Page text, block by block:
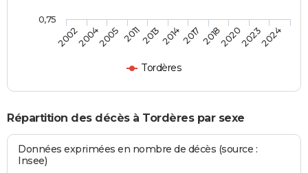
Tordères
200220042005 20112013201420172018202020232024
0,75
Répartition des décès à Tordères par sexe
Données exprimées en nombre de décès (source :
Insee)